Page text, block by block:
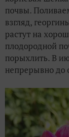
почвы.
взгляд,
растут на
плодородной
порыхлить. В
непрерывно до